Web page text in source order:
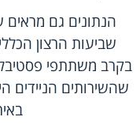
הנתונים גם מראים
שביעות הרצון
שהשירותים